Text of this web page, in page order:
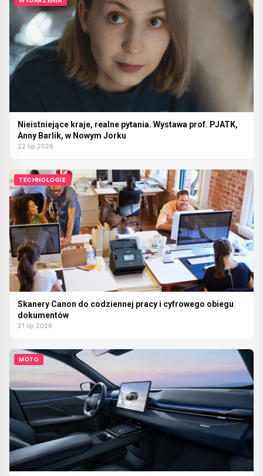
Nieistniejące kraje, realne pytania. Wystawa prof. PJATK,
Anny Barlik, w Nowym Jorku
22 lip 2026
TECHNOLOGIE
Skanery Canon do codziennej pracy i cyfrowego obiegu
dokumentów
21 lip 2026
MOTO